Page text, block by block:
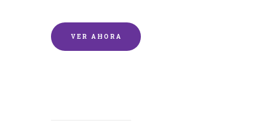
VER AHORA